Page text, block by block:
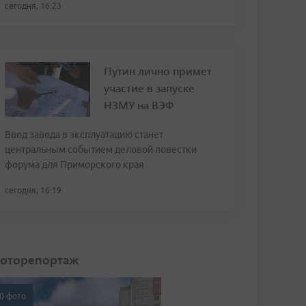
сегодня, 16:23
Путин лично примет
участие в запуске
НЗМУ на ВЭФ
Ввод завода в эксплуатацию станет
центральным событием деловой повестки
форума для Приморского края
сегодня, 16:19
фото